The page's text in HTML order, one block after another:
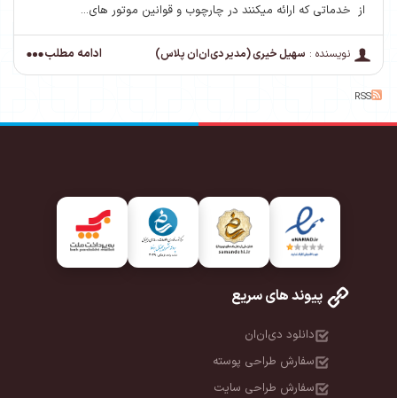
از خدماتی که ارائه میکنند در چارچوب و قوانین موتور های...
نویسنده : سهیل خیری (مدیر دی‌ان‌ان پلاس) ادامه مطلب
RSS
پیوند های سریع
دانلود دی‌ان‌ان
سفارش طراحی پوسته
سفارش طراحی سایت